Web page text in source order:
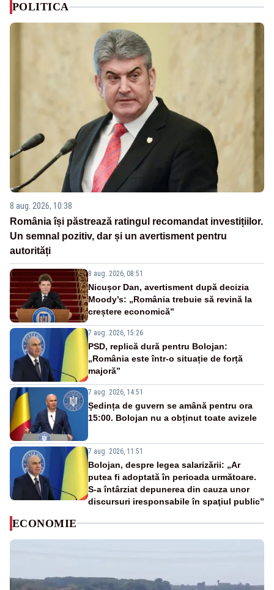
POLITICA
8 aug. 2026, 10:38
România își păstrează ratingul recomandat investițiilor.
Un semnal pozitiv, dar și un avertisment pentru
autorități
8 aug. 2026, 08:51
Nicușor Dan, avertisment după decizia
Moody’s: „România trebuie să revină la
creștere economică”
7 aug. 2026, 15:26
PSD, replică dură pentru Bolojan:
„România este într-o situație de forță
majoră”
7 aug. 2026, 14:51
Ședința de guvern se amână pentru ora
15:00. Bolojan nu a obținut toate avizele
7 aug. 2026, 11:51
Bolojan, despre legea salarizării: „Ar
putea fi adoptată în perioada următoare.
S-a întârziat depunerea din cauza unor
discursuri iresponsabile în spaţiul public”
ECONOMIE